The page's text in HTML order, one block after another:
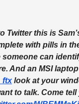
Twitter this is
with pills in
someone can
And an MSI
look at your
to talk. Come tell